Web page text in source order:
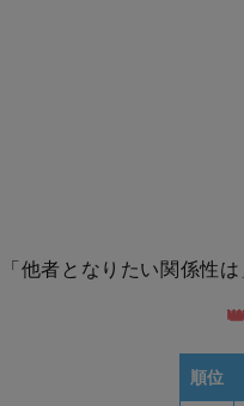
「他者となりたい関係性
順位